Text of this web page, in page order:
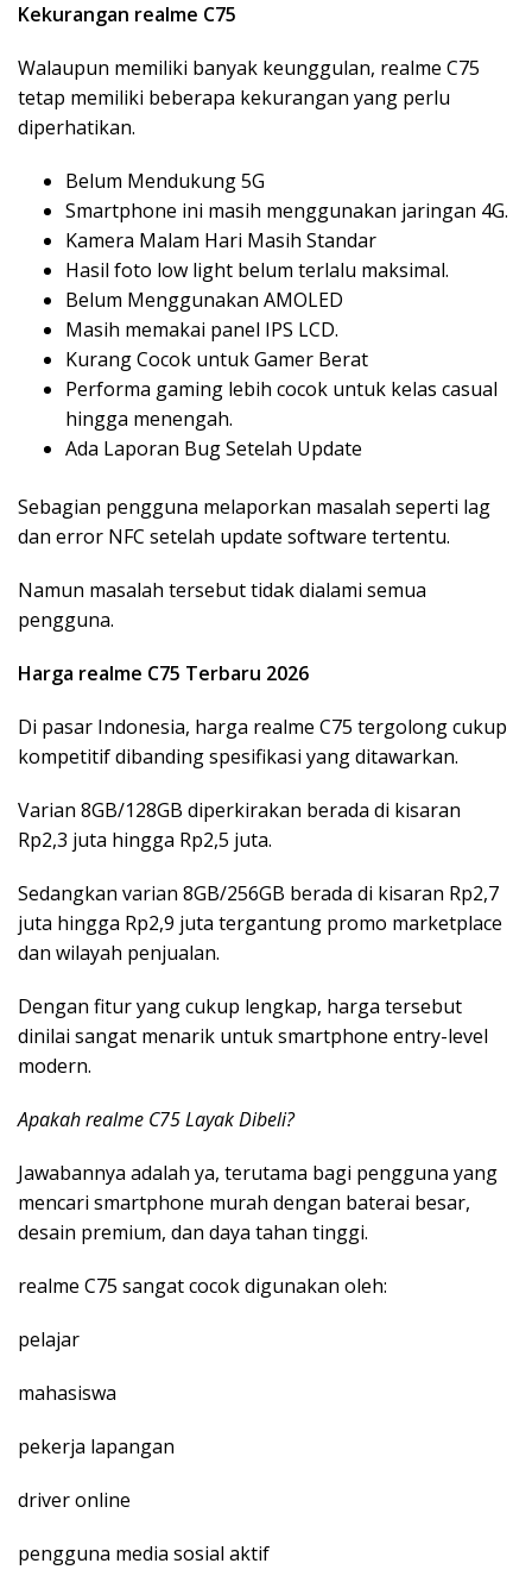
Kekurangan realme C75
Walaupun memiliki banyak keunggulan, realme C75
tetap memiliki beberapa kekurangan yang perlu
diperhatikan.
Belum Mendukung 5G
Smartphone ini masih menggunakan jaringan 4G.
Kamera Malam Hari Masih Standar
Hasil foto low light belum terlalu maksimal.
Belum Menggunakan AMOLED
Masih memakai panel IPS LCD.
Kurang Cocok untuk Gamer Berat
Performa gaming lebih cocok untuk kelas casual
hingga menengah.
Ada Laporan Bug Setelah Update
Sebagian pengguna melaporkan masalah seperti lag
dan error NFC setelah update software tertentu.
Namun masalah tersebut tidak dialami semua
pengguna.
Harga realme C75 Terbaru 2026
Di pasar Indonesia, harga realme C75 tergolong cukup
kompetitif dibanding spesifikasi yang ditawarkan.
Varian 8GB/128GB diperkirakan berada di kisaran
Rp2,3 juta hingga Rp2,5 juta.
Sedangkan varian 8GB/256GB berada di kisaran Rp2,7
juta hingga Rp2,9 juta tergantung promo marketplace
dan wilayah penjualan.
Dengan fitur yang cukup lengkap, harga tersebut
dinilai sangat menarik untuk smartphone entry-level
modern.
Apakah realme C75 Layak Dibeli?
Jawabannya adalah ya, terutama bagi pengguna yang
mencari smartphone murah dengan baterai besar,
desain premium, dan daya tahan tinggi.
realme C75 sangat cocok digunakan oleh:
pelajar
mahasiswa
pekerja lapangan
driver online
pengguna media sosial aktif